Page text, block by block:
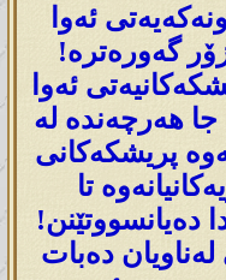
ئەوا
گەورەترە!
ئەوا
جا هەرچەندە لە
پریشکەکانی
تا
دەیانسووتێنن!
دەبات